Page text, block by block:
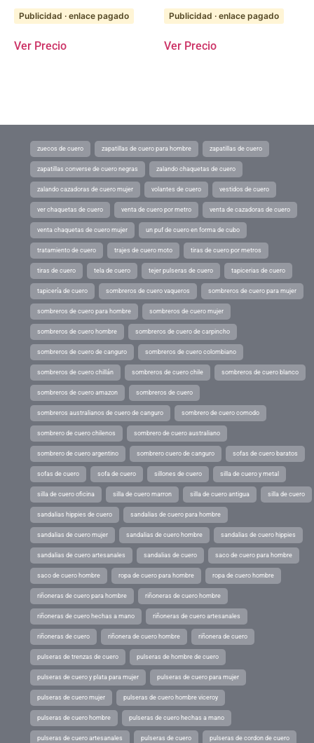
Publicidad · enlace pagado
Ver Precio
Publicidad · enlace pagado
Ver Precio
zuecos de cuero zapatillas de cuero para hombre zapatillas de cuero
zapatillas converse de cuero negras zalando chaquetas de cuero
zalando cazadoras de cuero mujer volantes de cuero vestidos de cuero
ver chaquetas de cuero venta de cuero por metro venta de cazadoras de cuero
venta chaquetas de cuero mujer un puf de cuero en forma de cubo
tratamiento de cuero trajes de cuero moto tiras de cuero por metros
tiras de cuero tela de cuero tejer pulseras de cuero tapicerias de cuero
tapicería de cuero sombreros de cuero vaqueros sombreros de cuero para mujer
sombreros de cuero para hombre sombreros de cuero mujer
sombreros de cuero hombre sombreros de cuero de carpincho
sombreros de cuero de canguro sombreros de cuero colombiano
sombreros de cuero chillán sombreros de cuero chile sombreros de cuero blanco
sombreros de cuero amazon sombreros de cuero
sombreros australianos de cuero de canguro sombrero de cuero comodo
sombrero de cuero chilenos sombrero de cuero australiano
sombrero de cuero argentino sombrero cuero de canguro sofas de cuero baratos
sofas de cuero sofa de cuero sillones de cuero silla de cuero y metal
silla de cuero oficina silla de cuero marron silla de cuero antigua silla de cuero
sandalias hippies de cuero sandalias de cuero para hombre
sandalias de cuero mujer sandalias de cuero hombre sandalias de cuero hippies
sandalias de cuero artesanales sandalias de cuero saco de cuero para hombre
saco de cuero hombre ropa de cuero para hombre ropa de cuero hombre
riñoneras de cuero para hombre riñoneras de cuero hombre
riñoneras de cuero hechas a mano riñoneras de cuero artesanales
riñoneras de cuero riñonera de cuero hombre riñonera de cuero
pulseras de trenzas de cuero pulseras de hombre de cuero
pulseras de cuero y plata para mujer pulseras de cuero para mujer
pulseras de cuero mujer pulseras de cuero hombre viceroy
pulseras de cuero hombre pulseras de cuero hechas a mano
pulseras de cuero artesanales pulseras de cuero pulseras de cordon de cuero